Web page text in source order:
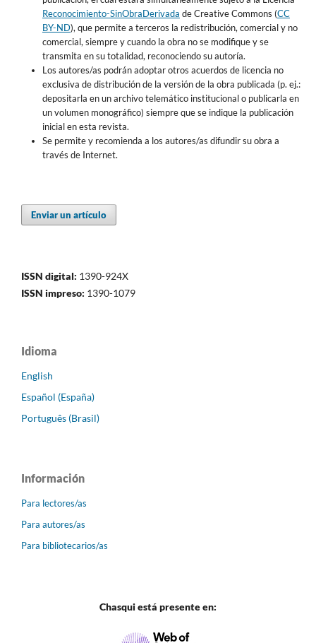
Reconocimiento-SinObraDerivada de Creative Commons (CC
BY-ND), que permite a terceros la redistribución, comercial y no
comercial, siempre y cuando la obra no se modifique y se
transmita en su totalidad, reconociendo su autoría.
Los autores/as podrán adoptar otros acuerdos de licencia no
exclusiva de distribución de la versión de la obra publicada (p. ej.:
depositarla en un archivo telemático institucional o publicarla en
un volumen monográfico) siempre que se indique la publicación
inicial en esta revista.
Se permite y recomienda a los autores/as difundir su obra a
través de Internet.
Enviar un artículo
ISSN digital: 1390-924X
ISSN impreso: 1390-1079
Idioma
English
Español (España)
Português (Brasil)
Información
Para lectores/as
Para autores/as
Para bibliotecarios/as
Chasqui está presente en: